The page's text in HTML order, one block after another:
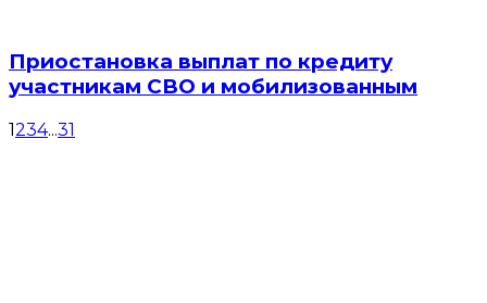
Приостановка выплат по кредиту
участникам СВО и мобилизованным
1234...31